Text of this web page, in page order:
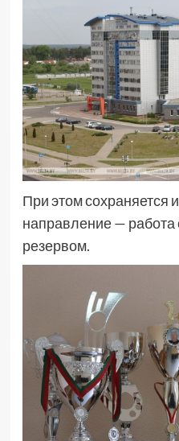
При этом сохраняется
направление — работа
резервом.